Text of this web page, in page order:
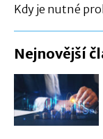
Kdy je nutné
Nejnovější